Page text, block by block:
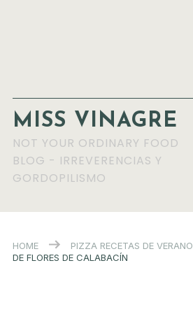
MISS VINAGRE
NOT YOUR ORDINARY FOOD
BLOG - IRREVERENCIAS Y
GORDOPILISMO
HOME PIZZA RECETAS DE VERANO
DE FLORES DE CALABACÍN